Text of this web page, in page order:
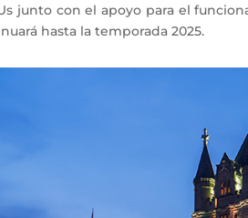
junto con el apoyo para el
hasta la temporada 2025.